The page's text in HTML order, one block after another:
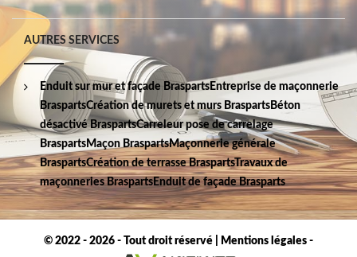
AUTRES SERVICES
Enduit sur mur et façade BraspartsEntreprise de maçonnerie
BraspartsCréation de murets et murs Brasparts Béton
désactivé BraspartsCarreleur pose de carrelage
Brasparts Maçon BraspartsMaçonnerie générale
BraspartsCréation de terrasse BraspartsTravaux de
maçonneries BraspartsEnduit de façade Brasparts
© 2022 - 2026 - Tout droit réservé | Mentions légales -